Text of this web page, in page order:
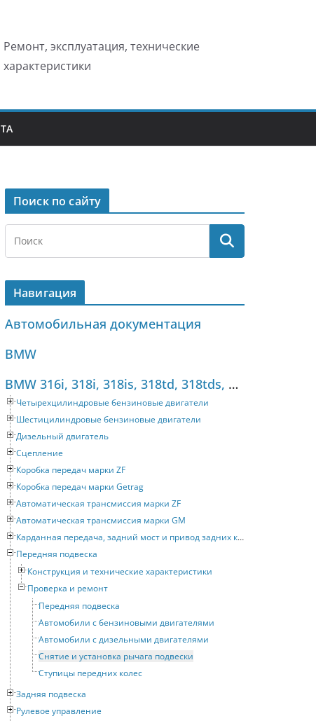
Ремонт, эксплуатация, технические
характеристики
Поиск по сайту
Навигация
Автомобильная документация
BMW
BMW 316i, 318i, 318is, 318td, 318tds, 320i, 325i, 325tds (1990-1998) Руководство по ремонту
Четырехцилиндровые бензиновые двигатели
Шестицилиндровые бензиновые двигатели
Дизельный двигатель
Сцепление
Коробка передач марки ZF
Коробка передач марки Getrag
Автоматическая трансмиссия марки ZF
Автоматическая трансмиссия марки GM
Карданная передача, задний мост и привод задних колес
Передняя подвеска
Конструкция и технические характеристики
Проверка и ремонт
Передняя подвеска
Автомобили с бензиновыми двигателями
Автомобили с дизельными двигателями
Снятие и установка рычага подвески
Ступицы передних колес
Задняя подвеска
Рулевое управление